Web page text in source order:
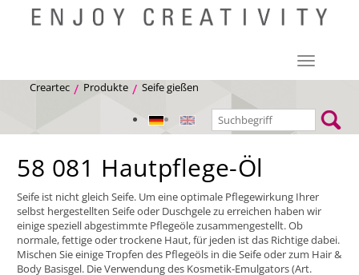
Menü
Creartec Produkte Seife gießen
58 081 Hautpflege-Öl
Seife ist nicht gleich Seife. Um eine optimale Pflegewirkung Ihrer
selbst hergestellten Seife oder Duschgele zu erreichen haben wir
einige speziell abgestimmte Pflegeöle zusammengestellt. Ob
normale, fettige oder trockene Haut, für jeden ist das Richtige dabei.
Mischen Sie einige Tropfen des Pflegeöls in die Seife oder zum Hair &
Body Basisgel. Die Verwendung des Kosmetik-Emulgators (Art.